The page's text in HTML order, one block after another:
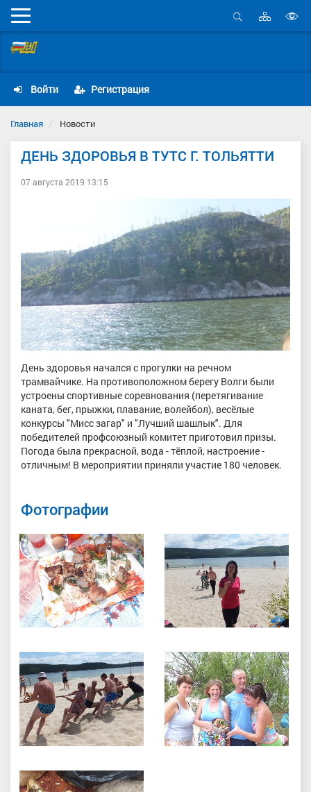
Мобильное
меню
Открыть
Карта
сайта
Войти Регистрация
Главная Новости
ДЕНЬ ЗДОРОВЬЯ В ТУТС Г. ТОЛЬЯТТИ
07 августа 2019 13:15
День здоровья начался с прогулки на речном
трамвайчике. На противоположном берегу Волги были
устроены спортивные соревнования (перетягивание
каната, бег, прыжки, плавание, волейбол), весёлые
конкурсы "Мисс загар" и "Лучший шашлык". Для
победителей профсоюзный комитет приготовил призы.
Погода была прекрасной, вода - тёплой, настроение -
отличным! В мероприятии приняли участие 180 человек.
Фотографии